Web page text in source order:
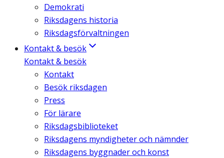
Demokrati
Riksdagens historia
Riksdagsförvaltningen
Kontakt & besök
Kontakt & besök
Kontakt
Besök riksdagen
Press
För lärare
Riksdagsbiblioteket
Riksdagens myndigheter och nämnder
Riksdagens byggnader och konst